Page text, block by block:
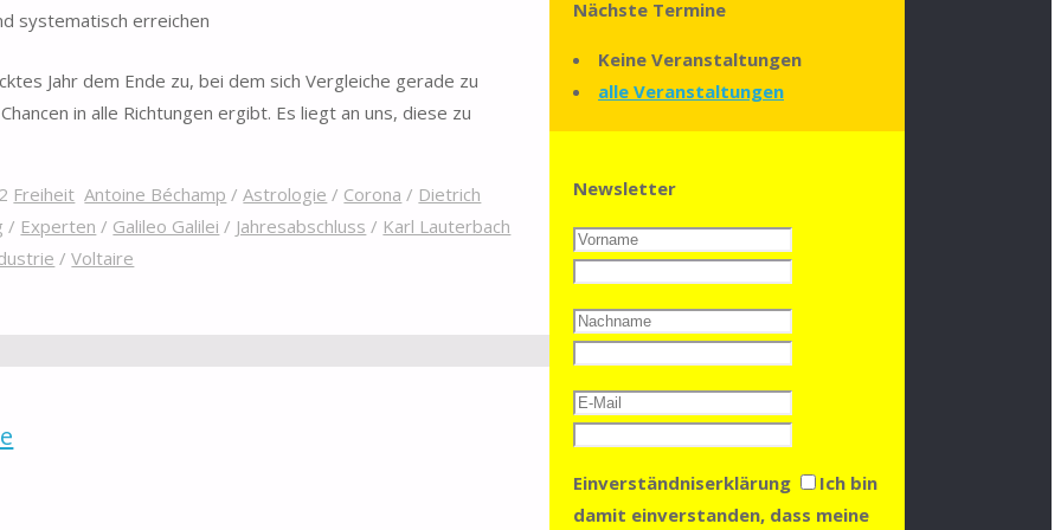
systematisch erreichen
Jahr dem Ende zu, bei dem sich Vergleiche gerade zu
in alle Richtungen ergibt. Es liegt an uns, diese zu
Freiheit Antoine Béchamp /Astrologie / Corona / Dietrich
/ Experten / Galileo Galilei / Jahresabschluss / Karl Lauterbach
/Voltaire
Nächste Termine
Keine Veranstaltungen
alle Veranstaltungen
Newsletter
Einverständniserklärung
Ich bin
damit einverstanden, dass meine